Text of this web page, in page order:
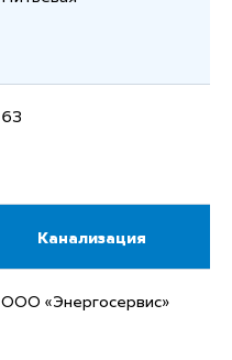
63
Канализация
ООО «Энергосервис»